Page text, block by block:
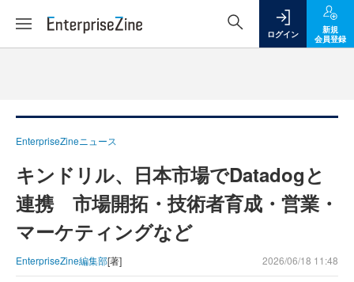
ログイン
新規
会員登録
EnterpriseZineニュース
キンドリル、日本市場でDatadogと
連携 市場開拓・技術者育成・営業・
マーケティングなど
EnterpriseZine編集部[著] 2026/06/18 11:48